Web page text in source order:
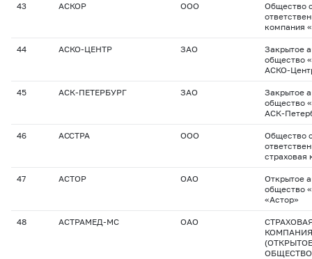
43 АСКОР ООО
Общество
компания
44 АСКО-ЦЕНТР ЗАО
Закрытое
общество
АСКО-
45 АСК-ПЕТЕРБУРГ ЗАО
Закрытое
общество
АСК-
46 АССТРА ООО
Общество
страховая
47 АСТОР ОАО
Открытое
общество
«Астор»
48 АСТРАМЕД-МС ОАО